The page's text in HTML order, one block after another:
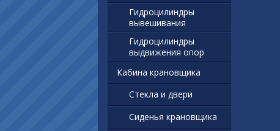
Гидроцилиндры
вывешивания
Гидроцилиндры
выдвижения опор
Кабина крановщика
Стекла и двери
Сиденья крановщика